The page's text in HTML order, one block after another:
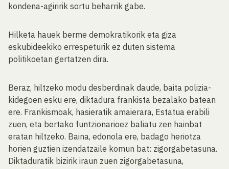
kondena-agiririk sortu beharrik gabe.
Hilketa hauek berme demokratikorik eta giza
eskubideekiko errespeturik ez duten sistema
politikoetan gertatzen dira.
Beraz, hiltzeko modu desberdinak daude, baita polizia-
kidegoen esku ere, diktadura frankista bezalako batean
ere. Frankismoak, hasieratik amaierara, Estatua erabili
zuen, eta bertako funtzionarioez baliatu zen hainbat
eratan hiltzeko. Baina, edonola ere, badago heriotza
horien guztien izendatzaile komun bat: zigorgabetasuna.
Diktaduratik bizirik iraun zuen zigorgabetasuna,